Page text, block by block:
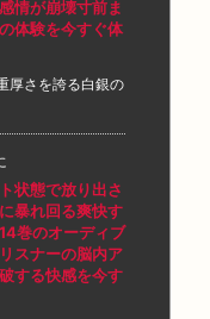
情が崩壊寸前ま
体験を今すぐ体
厚さを誇る白銀の
状態で放り出さ
暴れ回る爽快す
巻のオーディブ
スナーの脳内ア
する快感を今す